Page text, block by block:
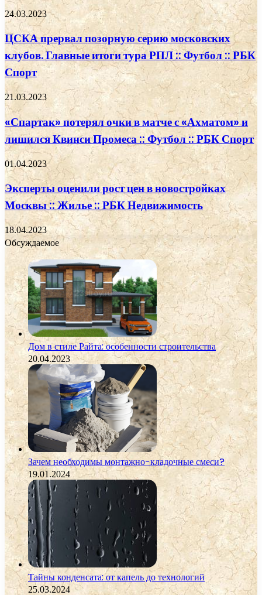
24.03.2023
ЦСКА прервал позорную серию московских
клубов. Главные итоги тура РПЛ :: Футбол :: РБК
Спорт
21.03.2023
«Спартак» потерял очки в матче с «Ахматом» и
лишился Квинси Промеса :: Футбол :: РБК Спорт
01.04.2023
Эксперты оценили рост цен в новостройках
Москвы :: Жилье :: РБК Недвижимость
18.04.2023
Обсуждаемое
Дом в стиле Райта: особенности строительства
20.04.2023
Зачем необходимы монтажно-кладочные смеси?
19.01.2024
Тайны конденсата: от капель до технологий
25.03.2024